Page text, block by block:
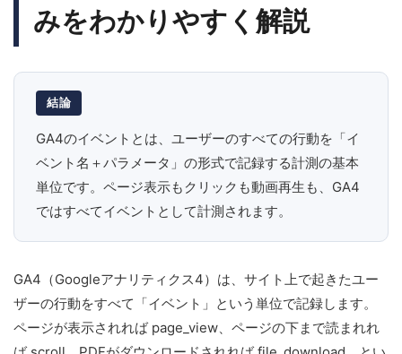
みをわかりやすく解説
結論
GA4のイベントとは、ユーザーのすべての行動を「イ
ベント名＋パラメータ」の形式で記録する計測の基本
単位です。ページ表示もクリックも動画再生も、GA4
ではすべてイベントとして計測されます。
GA4（Googleアナリティクス4）は、サイト上で起きたユー
ザーの行動をすべて「イベント」という単位で記録します。
ページが表示されれば page_view、ページの下まで読まれれ